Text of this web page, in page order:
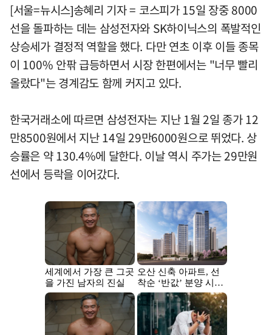
[서울=뉴시스]송혜리 기자 = 코스피가 15일 장중 8000
선을 돌파하는 데는 삼성전자와 SK하이닉스의 폭발적인
상승세가 결정적 역할을 했다. 다만 연초 이후 이들 종목
이 100% 안팎 급등하면서 시장 한편에서는 "너무 빨리
올랐다"는 경계감도 함께 커지고 있다.
한국거래소에 따르면 삼성전자는 지난 1월 2일 종가 12
만8500원에서 지난 14일 29만6000원으로 뛰었다. 상
승률은 약 130.4%에 달한다. 이날 역시 주가는 29만원
선에서 등락을 이어갔다.